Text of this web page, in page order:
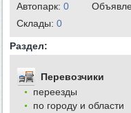
Автопарк: 0
Cклады: 0
Раздел:
Перевозчики
переезды
по городу и области